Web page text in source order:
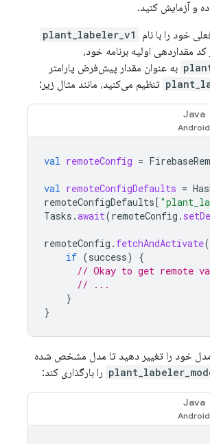
و آزمایش کنید.
خود را با نام
plant_labeler_v1
کد مقداردهی اولیه برنامه خود،
به عنوان مقدار پیش‌فرض پارامتر
تنظیم می‌کنید، مانند مثال زیر:
Java
val remoteConfig =
val remoteConfigDefaults =
remoteConfigDefaults[
Tasks .await(remoteConfig .
remoteConfig . fetchAndActivate
if (success)
{
// Okay to get remote
// ...
}
}
خود را تغییر دهید تا مدل مشخص شده
را بارگذاری کند:
Java